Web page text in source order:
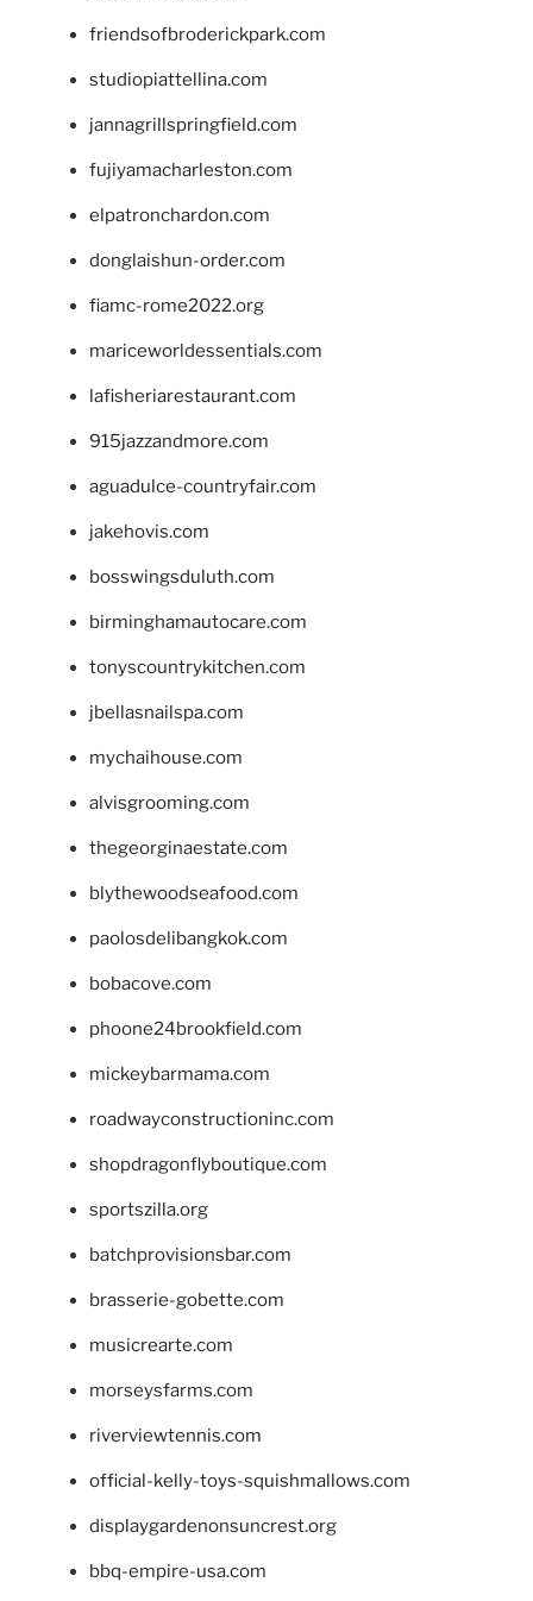
friendsofbroderickpark.com
studiopiattellina.com
jannagrillspringfield.com
fujiyamacharleston.com
elpatronchardon.com
donglaishun-order.com
fiamc-rome2022.org
mariceworldessentials.com
lafisheriarestaurant.com
915jazzandmore.com
aguadulce-countryfair.com
jakehovis.com
bosswingsduluth.com
birminghamautocare.com
tonyscountrykitchen.com
jbellasnailspa.com
mychaihouse.com
alvisgrooming.com
thegeorginaestate.com
blythewoodseafood.com
paolosdelibangkok.com
bobacove.com
phoone24brookfield.com
mickeybarmama.com
roadwayconstructioninc.com
shopdragonflyboutique.com
sportszilla.org
batchprovisionsbar.com
brasserie-gobette.com
musicrearte.com
morseysfarms.com
riverviewtennis.com
official-kelly-toys-squishmallows.com
displaygardenonsuncrest.org
bbq-empire-usa.com